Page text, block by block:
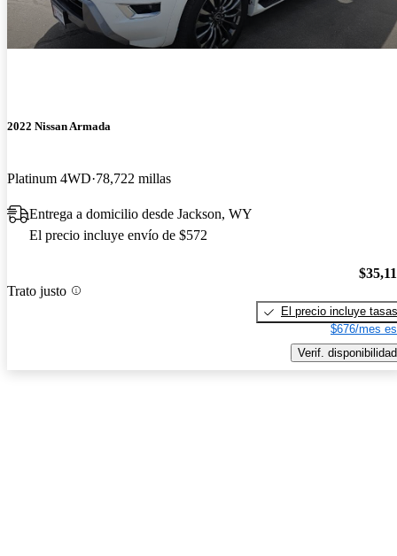
2022 Nissan Armada
Platinum 4WD 78,722 millas
Entrega a domicilio desde Jackson, WY
El precio incluye envío de $572
Trato justo
El precio incluye tasas
$676/mes
Verif. disponibilidad